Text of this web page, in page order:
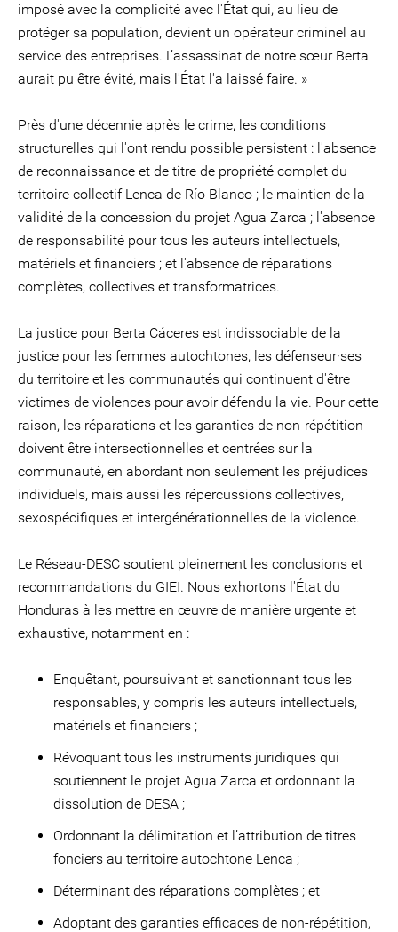
imposé avec la complicité avec l'État qui, au lieu de
protéger sa population, devient un opérateur criminel au
service des entreprises. L’assassinat de notre sœur Berta
aurait pu être évité, mais l'État l'a laissé faire. »
Près d'une décennie après le crime, les conditions
structurelles qui l'ont rendu possible persistent : l'absence
de reconnaissance et de titre de propriété complet du
territoire collectif Lenca de Río Blanco ; le maintien de la
validité de la concession du projet Agua Zarca ; l'absence
de responsabilité pour tous les auteurs intellectuels,
matériels et financiers ; et l'absence de réparations
complètes, collectives et transformatrices.
La justice pour Berta Cáceres est indissociable de la
justice pour les femmes autochtones, les défenseur·ses
du territoire et les communautés qui continuent d'être
victimes de violences pour avoir défendu la vie. Pour cette
raison, les réparations et les garanties de non-répétition
doivent être intersectionnelles et centrées sur la
communauté, en abordant non seulement les préjudices
individuels, mais aussi les répercussions collectives,
sexospécifiques et intergénérationnelles de la violence.
Le Réseau-DESC soutient pleinement les conclusions et
recommandations du GIEI. Nous exhortons l'État du
Honduras à les mettre en œuvre de manière urgente et
exhaustive, notamment en :
Enquêtant, poursuivant et sanctionnant tous les
responsables, y compris les auteurs intellectuels,
matériels et financiers ;
Révoquant tous les instruments juridiques qui
soutiennent le projet Agua Zarca et ordonnant la
dissolution de DESA ;
Ordonnant la délimitation et l’attribution de titres
fonciers au territoire autochtone Lenca ;
Déterminant des réparations complètes ; et
Adoptant des garanties efficaces de non-répétition,